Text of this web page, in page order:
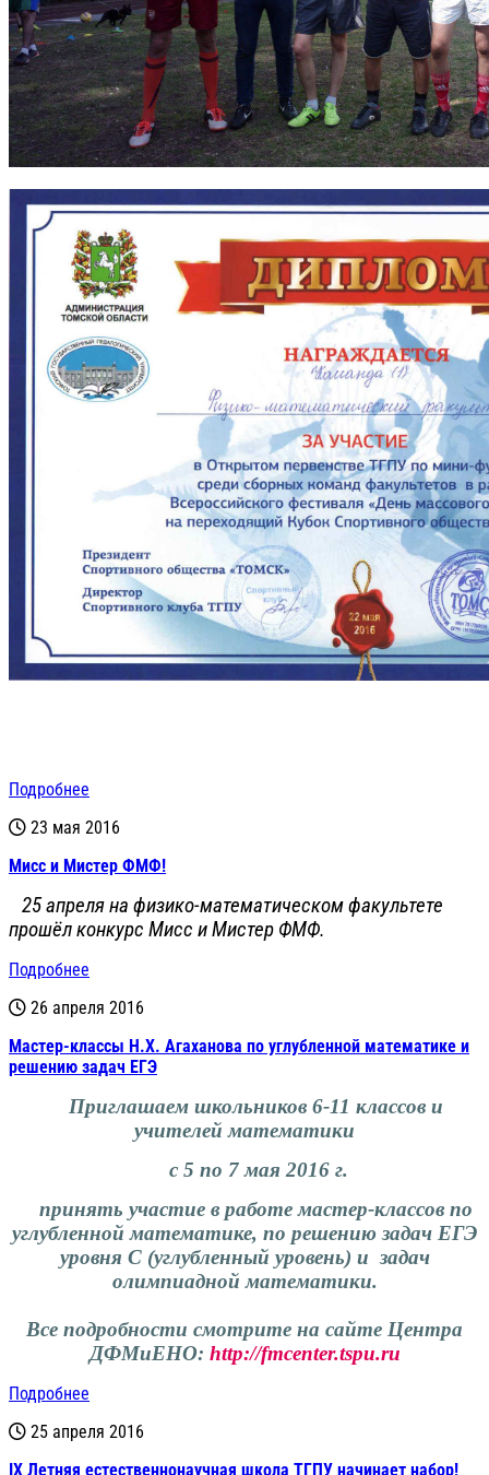
Подробнее
23 мая 2016
Мисс и Мистер ФМФ!
25 апреля на физико-математическом факультете
прошёл конкурс Мисс и Мистер ФМФ.
Подробнее
26 апреля 2016
Мастер-классы Н.Х. Агаханова по углубленной математике и
решению задач ЕГЭ
Приглашаем школьников 6-11 классови
учителей математики
с 5 по 7 мая 2016 г.
принять участие в работемастер-классов по
углубленной математике, по решению задач ЕГЭ
уровня С (углубленный уровень) и задач
олимпиадной математики.
Все подробности смотрите на сайте Центра
ДФМиЕНО: http://fmcenter.tspu.ru
Подробнее
25 апреля 2016
IX Летняя естественнонаучная школа ТГПУ начинает набор!